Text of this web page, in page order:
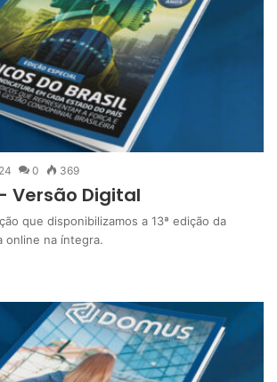
0 369
Versão Digital
que disponibilizamos a 13ª edição da
online na íntegra.